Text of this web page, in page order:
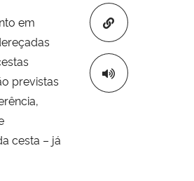
Copiar para
em
previstas
cesta – já